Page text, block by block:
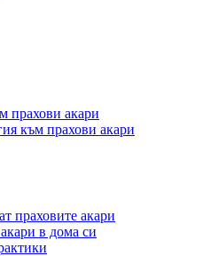
прахови акари
към прахови акари
праховите акари
в дома си